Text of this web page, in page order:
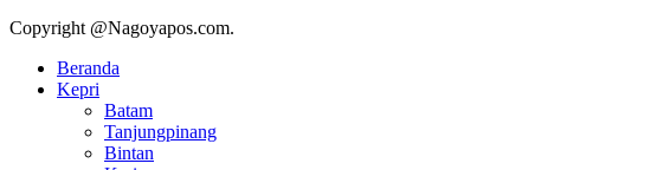
Copyright @Nagoyapos.com.
Beranda
Kepri
Batam
Tanjungpinang
Bintan